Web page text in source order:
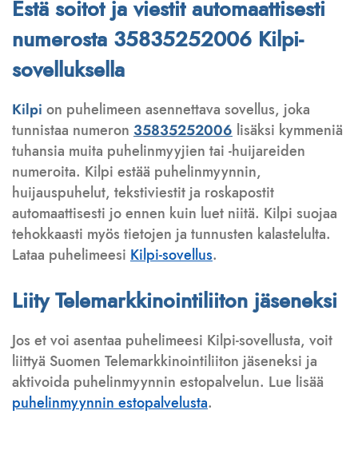
Estä soitot ja viestit automaattisesti
numerosta 35835252006 Kilpi-
sovelluksella
Kilpi on puhelimeen asennettava sovellus, joka
tunnistaa numeron 35835252006 lisäksi kymmeniä
tuhansia muita puhelinmyyjien tai -huijareiden
numeroita. Kilpi estää puhelinmyynnin,
huijauspuhelut, tekstiviestit ja roskapostit
automaattisesti jo ennen kuin luet niitä. Kilpi suojaa
tehokkaasti myös tietojen ja tunnusten kalastelulta.
Lataa puhelimeesi Kilpi-sovellus.
Liity Telemarkkinointiliiton jäseneksi
Jos et voi asentaa puhelimeesi Kilpi-sovellusta, voit
liittyä Suomen Telemarkkinointiliiton jäseneksi ja
aktivoida puhelinmyynnin estopalvelun. Lue lisää
puhelinmyynnin estopalvelusta.